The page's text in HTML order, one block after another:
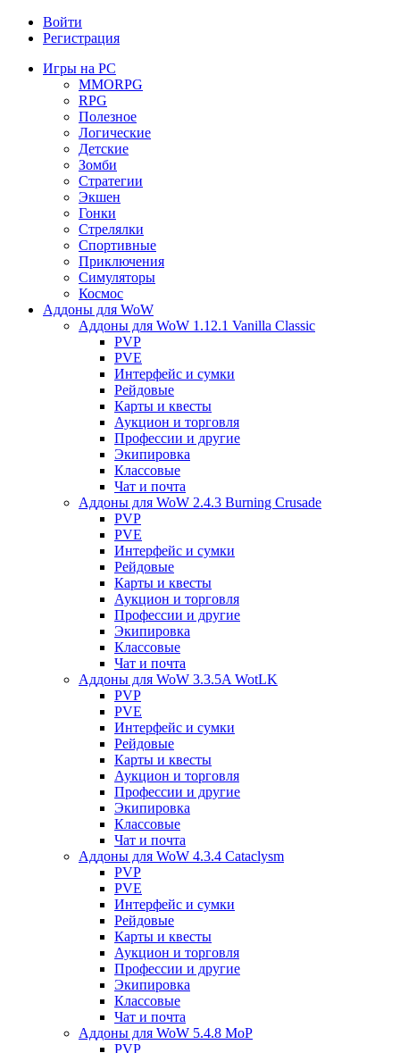
Войти
Регистрация
Игры на PC
MMORPG
RPG
Полезное
Логические
Детские
Зомби
Стратегии
Экшен
Гонки
Стрелялки
Спортивные
Приключения
Симуляторы
Космос
Аддоны для WoW
Аддоны для WoW 1.12.1 Vanilla Classic
PVP
PVE
Интерфейс и сумки
Рейдовые
Карты и квесты
Аукцион и торговля
Профессии и другие
Экипировка
Классовые
Чат и почта
Аддоны для WoW 2.4.3 Burning Crusade
PVP
PVE
Интерфейс и сумки
Рейдовые
Карты и квесты
Аукцион и торговля
Профессии и другие
Экипировка
Классовые
Чат и почта
Аддоны для WoW 3.3.5A WotLK
PVP
PVE
Интерфейс и сумки
Рейдовые
Карты и квесты
Аукцион и торговля
Профессии и другие
Экипировка
Классовые
Чат и почта
Аддоны для WoW 4.3.4 Cataclysm
PVP
PVE
Интерфейс и сумки
Рейдовые
Карты и квесты
Аукцион и торговля
Профессии и другие
Экипировка
Классовые
Чат и почта
Аддоны для WoW 5.4.8 MoP
PVP